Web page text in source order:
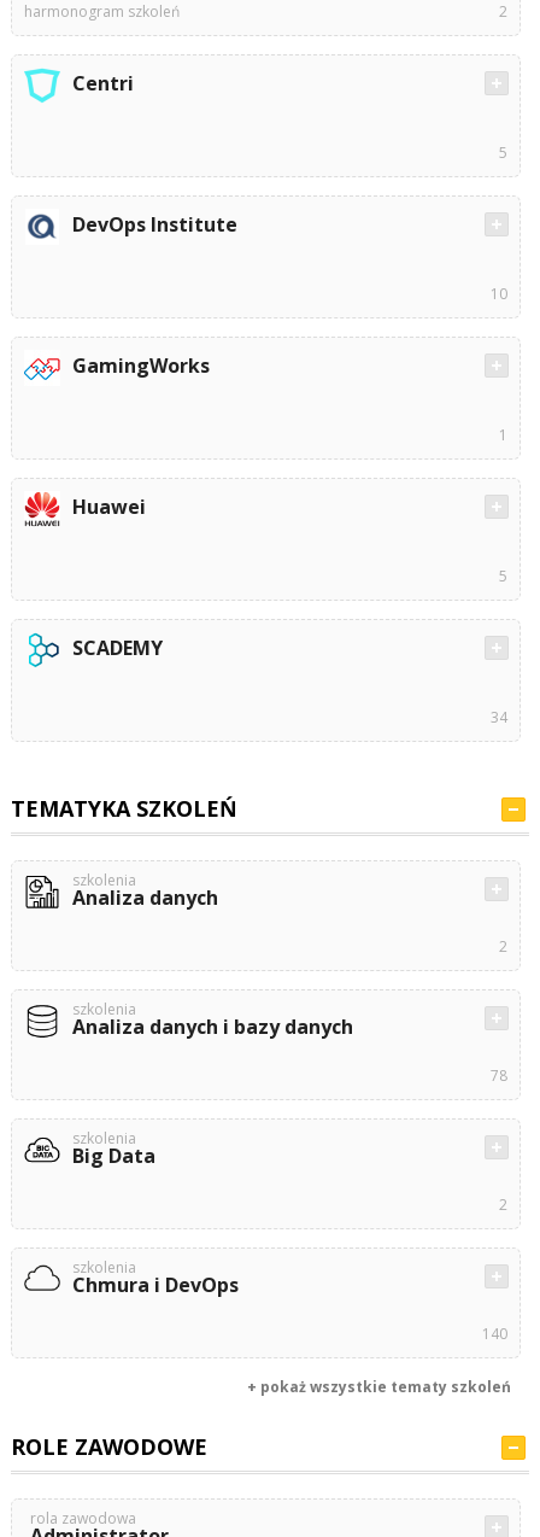
harmonogram szkoleń 2
Centri
5
DevOps Institute
10
GamingWorks
1
Huawei
5
SCADEMY
34
TEMATYKA SZKOLEŃ
szkolenia
Analiza danych
2
szkolenia
Analiza danych i bazy danych
78
szkolenia
Big Data
2
szkolenia
Chmura i DevOps
140
+ pokaż wszystkie tematy szkoleń
ROLE ZAWODOWE
rola zawodowa